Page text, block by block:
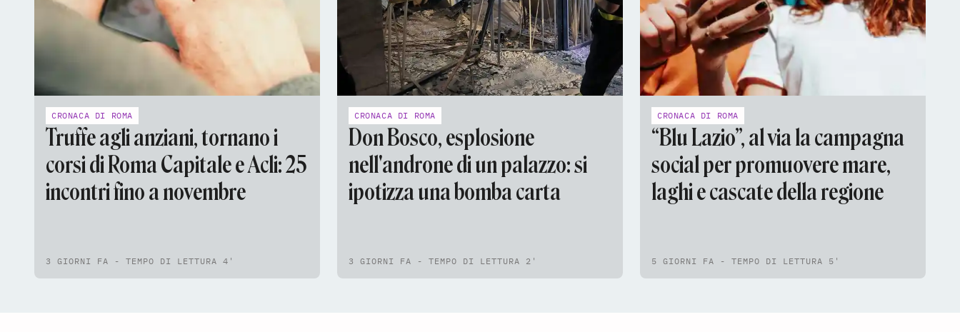
CRONACA DI ROMA
Truffe agli anziani, tornano i
corsi di Roma Capitale e Acli: 25
incontri fino a novembre
3 GIORNI FA - TEMPO DI LETTURA 4'
CRONACA DI ROMA
Don Bosco, esplosione
nell'androne di un palazzo: si
ipotizza una bomba carta
3 GIORNI FA - TEMPO DI LETTURA 2'
CRONACA DI ROMA
“Blu Lazio”, al via la campagna
social per promuovere mare,
laghi e cascate della regione
5 GIORNI FA - TEMPO DI LETTURA 5'